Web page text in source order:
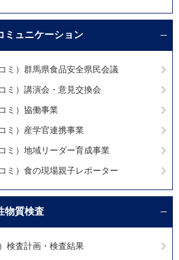
ミュニケーション
ミ）群馬県食品安全県民会議
ミ）講演会・意見交換会
ミ）協働事業
ミ）産学官連携事業
ミ）地域リーダー育成事業
ミ）食の現場親子レポーター
物質検査
検査計画・検査結果